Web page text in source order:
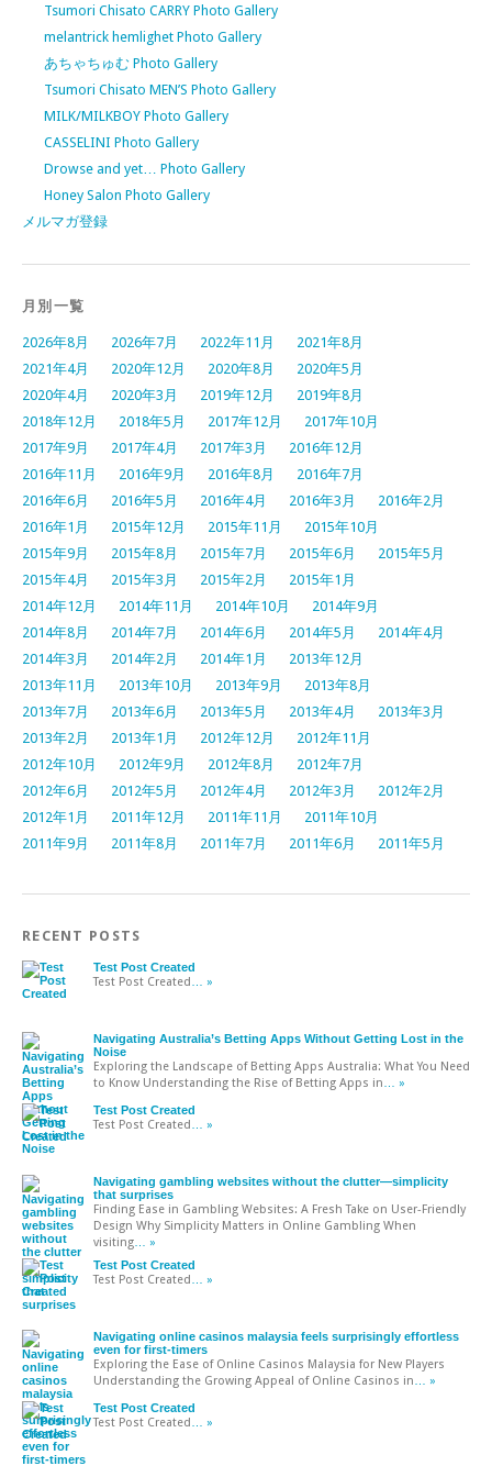
Tsumori Chisato CARRY Photo Gallery
melantrick hemlighet Photo Gallery
あちゃちゅむ Photo Gallery
Tsumori Chisato MEN’S Photo Gallery
MILK/MILKBOY Photo Gallery
CASSELINI Photo Gallery
Drowse and yet… Photo Gallery
Honey Salon Photo Gallery
メルマガ登録
月別一覧
2026年8月 2026年7月 2022年11月
2021年8月
2021年4月
2020年12月 2020年8月
2020年5月
2020年4月
2020年3月 2019年12月
2019年8月
2018年12月
2018年5月 2017年12月
2017年10月
2017年9月
2017年4月 2017年3月
2016年12月
2016年11月
2016年9月 2016年8月
2016年7月
2016年6月
2016年5月 2016年4月 2016年3月
2016年2月
2016年1月
2015年12月 2015年11月
2015年10月
2015年9月
2015年8月 2015年7月 2015年6月
2015年5月
2015年4月
2015年3月 2015年2月
2015年1月
2014年12月
2014年11月 2014年10月
2014年9月
2014年8月
2014年7月 2014年6月 2014年5月
2014年4月
2014年3月
2014年2月 2014年1月
2013年12月
2013年11月
2013年10月 2013年9月
2013年8月
2013年7月
2013年6月 2013年5月 2013年4月
2013年3月
2013年2月
2013年1月 2012年12月
2012年11月
2012年10月
2012年9月 2012年8月
2012年7月
2012年6月
2012年5月 2012年4月 2012年3月
2012年2月
2012年1月
2011年12月 2011年11月
2011年10月
2011年9月
2011年8月 2011年7月 2011年6月 2011年5月
RECENT POSTS
Test Post Created
Test Post Created … »
Navigating Australia’s Betting Apps Without Getting Lost in the
Noise
Exploring the Landscape of Betting Apps Australia: What You Need
to Know Understanding the Rise of Betting Apps in … »
Test Post Created
Test Post Created … »
Navigating gambling websites without the clutter—simplicity
that surprises
Finding Ease in Gambling Websites: A Fresh Take on User-Friendly
Design Why Simplicity Matters in Online Gambling When
visiting … »
Test Post Created
Test Post Created … »
Navigating online casinos malaysia feels surprisingly effortless
even for first-timers
Exploring the Ease of Online Casinos Malaysia for New Players
Understanding the Growing Appeal of Online Casinos in … »
Test Post Created
Test Post Created … »